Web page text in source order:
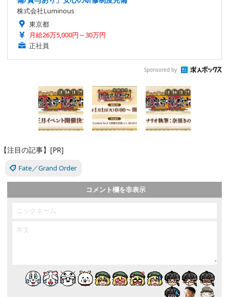
株式会社Luminous
東京都
月給26万5,000円～30万円
正社員
Sponsored by
【注目の記事】[PR]
Fate／Grand Order
コメント欄を非表示